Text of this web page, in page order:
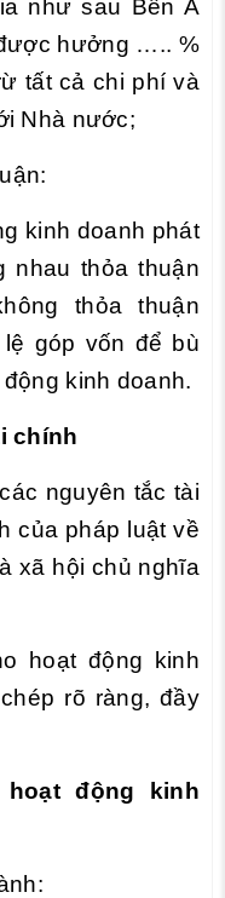
như sau Bên A
hưởng ….. %
tất cả chi phí và
Nhà nước;
kinh doanh phát
nhau thỏa thuận
thỏa thuận
góp vốn để bù
kinh doanh.
chính
nguyên tắc tài
của pháp luật về
xã hội chủ nghĩa
hoạt động kinh
rõ ràng, đầy
động kinh